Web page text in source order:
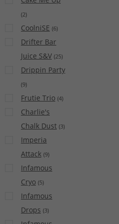
(2)
CoolniSE (6)
Drifter Bar
Juice S&V (25)
Drippin Party
(9)
Frutie Trio (4)
Charlie's
Chalk Dust (3)
Imperia
Attack (9)
Infamous
Cryo (5)
Infamous
Drops (3)